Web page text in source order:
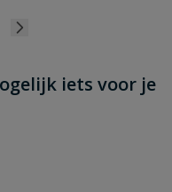
iets voor je